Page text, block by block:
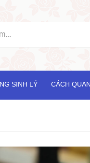
SINH LÝ CÁCH